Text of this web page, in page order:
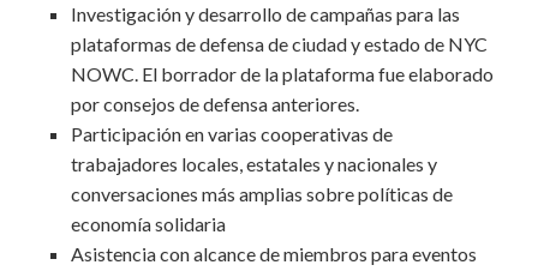
Investigación y desarrollo de campañas para las
plataformas de defensa de ciudad y estado de NYC
NOWC. El borrador de la plataforma fue elaborado
por consejos de defensa anteriores.
Participación en varias cooperativas de
trabajadores locales, estatales y nacionales y
conversaciones más amplias sobre políticas de
economía solidaria
Asistencia con alcance de miembros para eventos